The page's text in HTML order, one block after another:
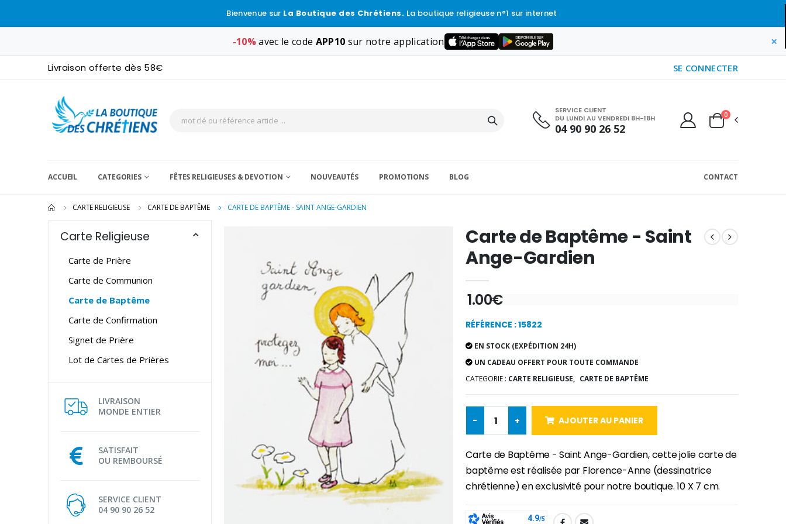
Bienvenue sur La Boutique des Chrétiens. La boutique religieuse n°1 sur internet
-10%avec le code APP10 sur notre application ×
Livraison offerte dès 58€ SE CONNECTER
SERVICE CLIENT
DU LUNDI AU VENDREDI 8H-18H
04 90 90 26 52
0
ACCUEIL CATEGORIES FÊTES RELIGIEUSES & DEVOTION NOUVEAUTÉS PROMOTIONS BLOG CONTACT
CARTE RELIGIEUSE CARTE DE BAPTÊME CARTE DE BAPTÊME - SAINT ANGE-GARDIEN
Carte Religieuse
Carte de Prière
Carte de Communion
Carte de Baptême
Carte de Confirmation
Signet de Prière
Lot de Cartes de Prières
LIVRAISON
MONDE ENTIER
SATISFAIT
OU REMBOURSÉ
SERVICE CLIENT
04 90 90 26 52
Carte de Baptême - Saint
Ange-Gardien
1.00€
RÉFÉRENCE : 15822
EN STOCK (EXPÉDITION 24H)
UN CADEAU OFFERT POUR TOUTE COMMANDE
CATEGORIE : CARTE RELIGIEUSE, CARTE DE BAPTÊME
- + AJOUTER AU PANIER
Carte de Baptême - Saint Ange-Gardien, cette jolie carte de
baptême est réalisée par Florence-Anne (dessinatrice
chrétienne) en exclusivité pour notre boutique. 10 X 7 cm.